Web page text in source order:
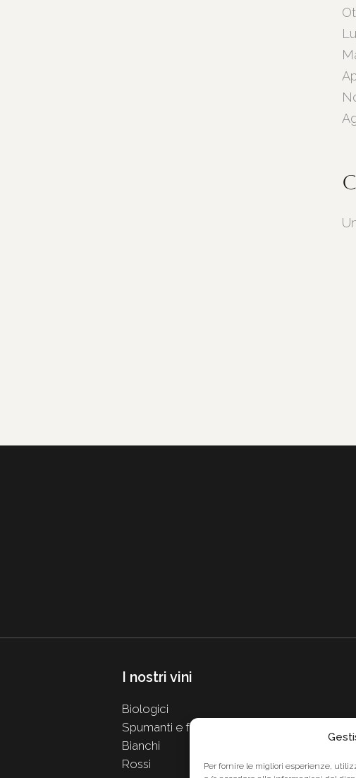
Per fornire le migliori esperienze,
I nostri vini
Biologici
Spumanti e frizzanti
Bianchi
Rossi